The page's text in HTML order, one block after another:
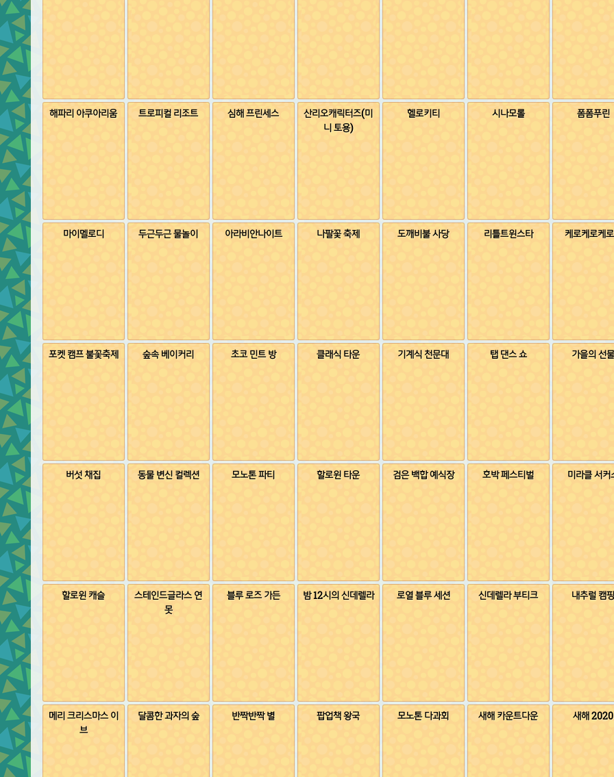
해파리 아쿠아리움 트로피컬 리조트 심해 프린세스
산리오캐릭터즈(미
니 토용)
헬로키티 시나모롤 폼폼푸린
마이멜로디 두근두근 물놀이 아라비안나이트 나팔꽃 축제 도깨비불 사당 리틀트윈스타 케로케로케
포켓 캠프 불꽃축제 숲속 베이커리 초코 민트 방 클래식 타운 기계식 천문대 탭 댄스 쇼 가을의 선
버섯 채집 동물 변신 컬렉션 모노톤 파티 할로윈 타운 검은 백합 예식장 호박 페스티벌 미라클 서커
할로윈 캐슬
스테인드글라스 연
못
블루 로즈 가든 밤 12시의 신데렐라 로열 블루 세션 신데렐라 부티크 내추럴 캠
메리 크리스마스 이
브
달콤한 과자의 숲 반짝반짝 별 팝업책 왕국 모노톤 다과회 새해 카운트다운 새해 2020